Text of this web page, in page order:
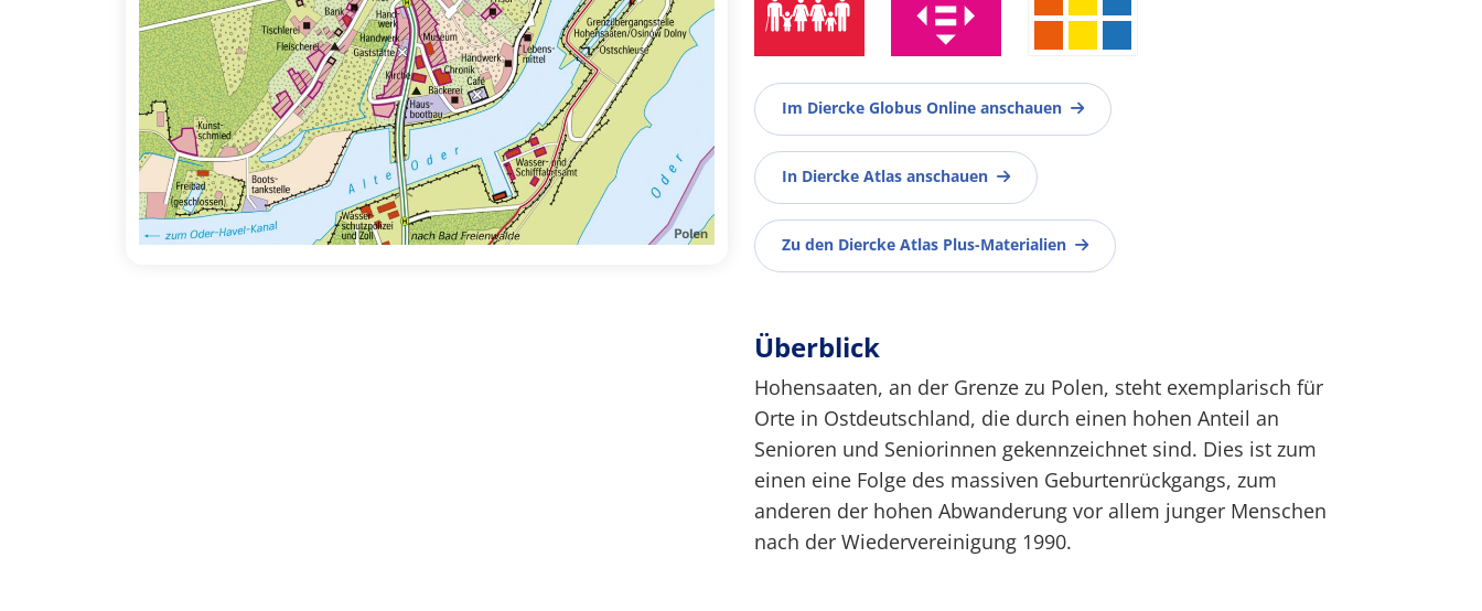
Im Diercke Globus Online anschauen
In Diercke Atlas anschauen
Zu den Diercke Atlas Plus-Materialien
Überblick
Hohensaaten, an der Grenze zu Polen, steht exemplarisch für
Orte in Ostdeutschland, die durch einen hohen Anteil an
Senioren und Seniorinnen gekennzeichnet sind. Dies ist zum
einen eine Folge des massiven Geburtenrückgangs, zum
anderen der hohen Abwanderung vor allem junger Menschen
nach der Wiedervereinigung 1990.